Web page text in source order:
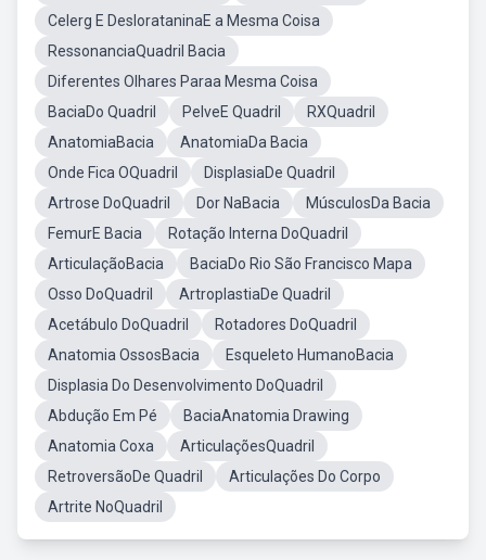
Celerg E DeslorataninaE a Mesma Coisa
RessonanciaQuadril Bacia
Diferentes Olhares Paraa Mesma Coisa
BaciaDo Quadril
PelveE Quadril
RXQuadril
AnatomiaBacia
AnatomiaDa Bacia
Onde Fica OQuadril
DisplasiaDe Quadril
Artrose DoQuadril
Dor NaBacia
MúsculosDa Bacia
FemurE Bacia
Rotação Interna DoQuadril
ArticulaçãoBacia
BaciaDo Rio São Francisco Mapa
Osso DoQuadril
ArtroplastiaDe Quadril
Acetábulo DoQuadril
Rotadores DoQuadril
Anatomia OssosBacia
Esqueleto HumanoBacia
Displasia Do Desenvolvimento DoQuadril
Abdução Em Pé
BaciaAnatomia Drawing
Anatomia Coxa
ArticulaçõesQuadril
RetroversãoDe Quadril
Articulações Do Corpo
Artrite NoQuadril